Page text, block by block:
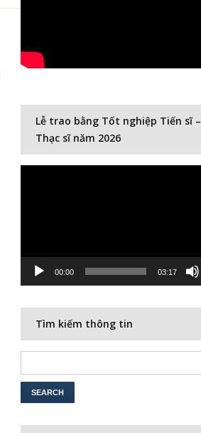
Lễ trao bằng Tốt nghiệp Tiến sĩ –
Thạc sĩ năm 2026
00:00 03:17
Tìm kiếm thông tin